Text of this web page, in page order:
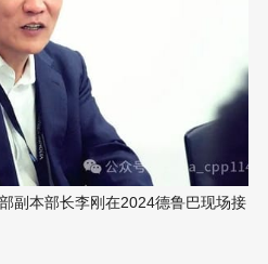
副本部长李刚在2024德鲁巴现场接